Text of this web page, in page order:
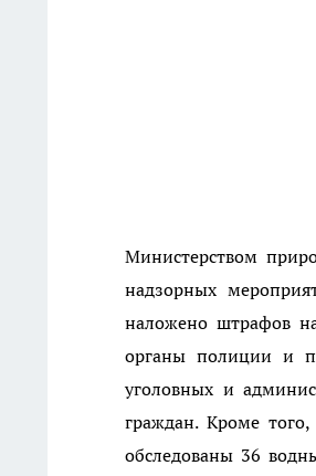
Министерством
надзорных
наложено штрафов
органы полиции и
уголовных и
граждан. Кроме
обследованы 36